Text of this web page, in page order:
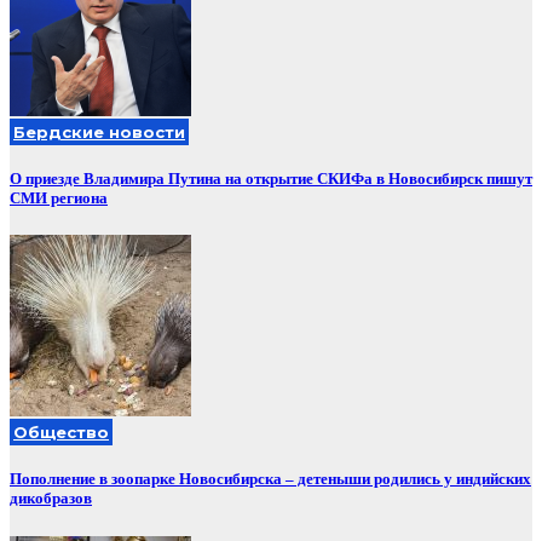
Бердские новости
О приезде Владимира Путина на открытие СКИФа в Новосибирск пишут
СМИ региона
Общество
Пополнение в зоопарке Новосибирска – детеныши родились у индийских
дикобразов